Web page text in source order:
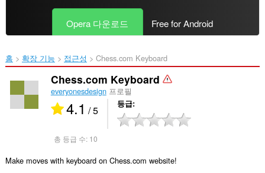
Opera 다운로드 Free for Android
홈 확장 기능 접근성 Chess.com Keyboard‎
Chess.com Keyboard
everyonesdesign프로필
4.1 / 5 등급
총 등급 수: 10
Make moves with keyboard on Chess.com website!